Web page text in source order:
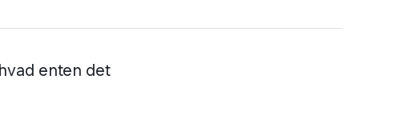
enten det